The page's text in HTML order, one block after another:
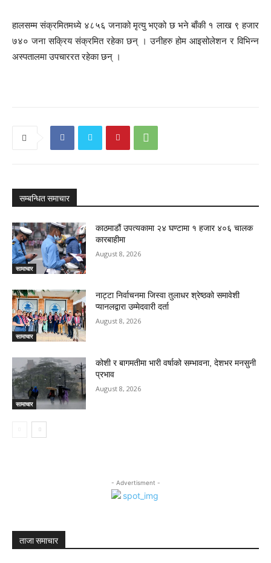
हालसम्म संक्रमितमध्ये ४८५६ जनाको मृत्यु भएको छ भने बाँकी १ लाख ९ हजार
७४० जना सक्रिय संक्रमित रहेका छन् । उनीहरु होम आइसोलेशन र विभिन्न
अस्पतालमा उपचाररत रहेका छन् ।
सम्बन्धित समाचार
सामाचार
काठमाडौं उपत्यकामा २४ घण्टामा १ हजार ४०६ चालक
कारबाहीमा
August 8, 2026
सामाचार
नाट्टा निर्वाचनमा जिस्वा तुलाधर श्रेष्ठको समावेशी
प्यानलद्वारा उम्मेदवारी दर्ता
August 8, 2026
सामाचार
कोशी र बागमतीमा भारी वर्षाको सम्भावना, देशभर मनसुनी
प्रभाव
August 8, 2026
- Advertisment -
ताजा समाचार